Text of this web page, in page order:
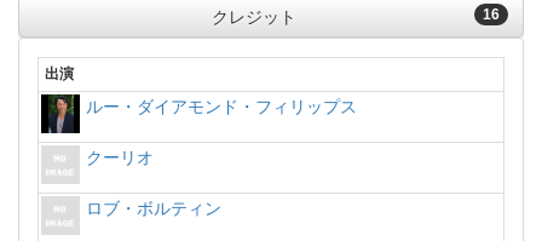
16
クレジット
出演
ルー・ダイアモンド・フィリップス
クーリオ
ロブ・ボルティン